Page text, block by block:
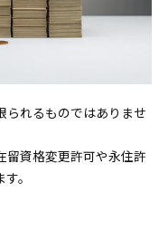
られるものではありませ
留資格変更許可や永住許
。